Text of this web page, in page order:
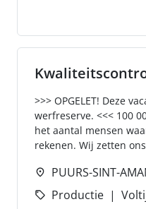
>>> OPGELET! Deze
werfreserve. <<< 100
het aantal mensen
rekenen. Wij zetten
PUURS-SINT-
Productie